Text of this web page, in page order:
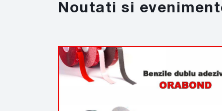
Noutati si